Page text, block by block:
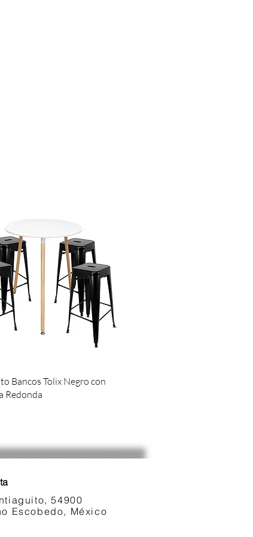
Vista rápida
Bancos Tolix Negro con
Redonda
54900
Escobedo, México